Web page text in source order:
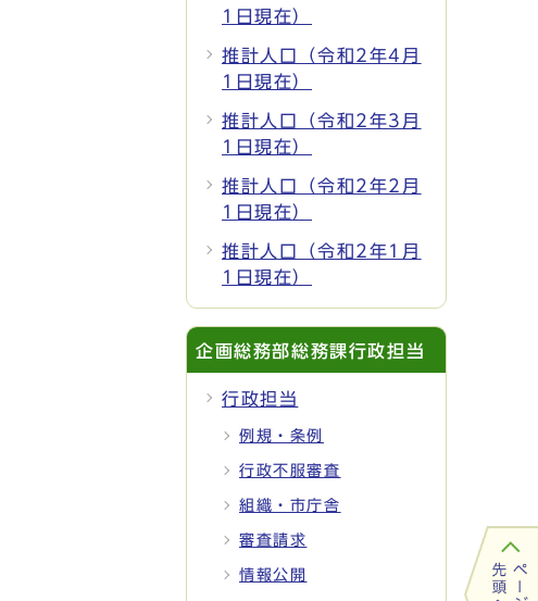
1日現在）
推計人口（令和2年4月
1日現在）
推計人口（令和2年3月
1日現在）
推計人口（令和2年2月
1日現在）
推計人口（令和2年1月
1日現在）
企画総務部総務課行政担当
行政担当
例規・条例
行政不服審査
組織・市庁舎
審査請求
情報公開